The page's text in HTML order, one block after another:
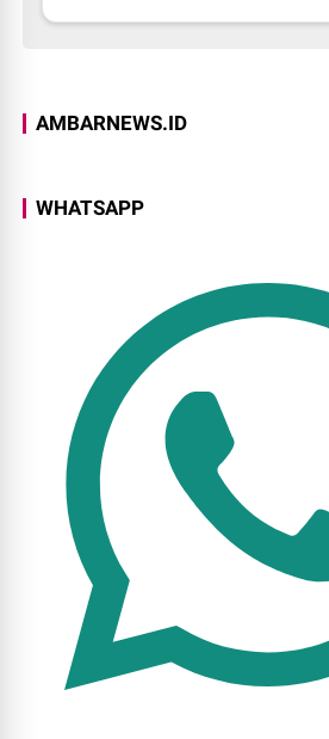
AMBARNEWS.ID
WHATSAPP